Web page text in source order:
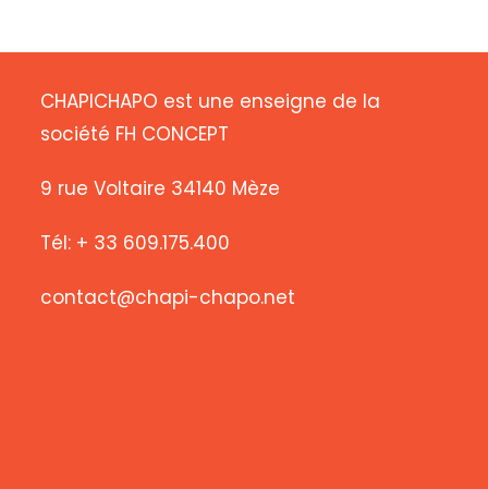
CHAPICHAPO est une enseigne de la
société FH CONCEPT
9 rue Voltaire 34140 Mèze
Tél: + 33 609.175.400
contact@chapi-chapo.net